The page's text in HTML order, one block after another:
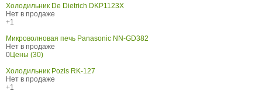
Холодильник De Dietrich DKP1123X
Нет в продаже
+1
Микроволновая печь Panasonic NN-GD382
Нет в продаже
0Цены (30)
Холодильник Pozis RK-127
Нет в продаже
+1